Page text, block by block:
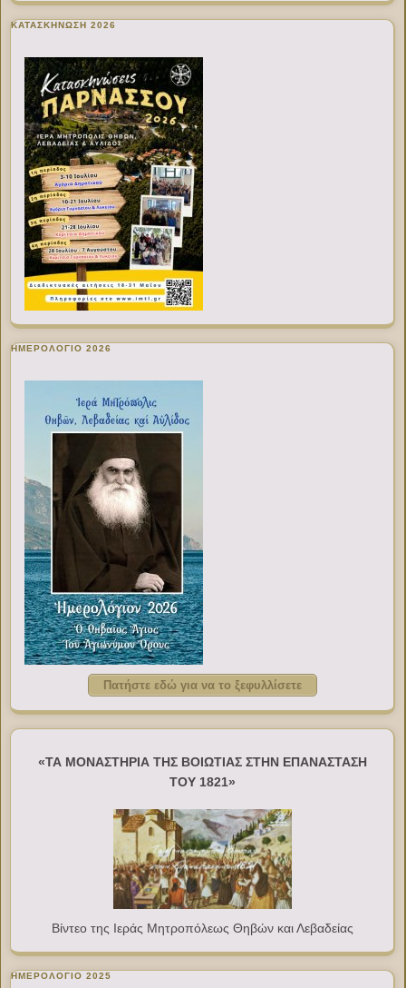
ΚΑΤΑΣΚΗΝΩΣΗ 2026
ΗΜΕΡΟΛΟΓΙΟ 2026
Πατήστε εδώ για να το ξεφυλλίσετε
«ΤΑ ΜΟΝΑΣΤΗΡΙΑ ΤΗΣ ΒΟΙΩΤΙΑΣ ΣΤΗΝ ΕΠΑΝΑΣΤΑΣΗ
ΤΟΥ 1821»
Βίντεο της Ιεράς Μητροπόλεως Θηβών και Λεβαδείας
ΗΜΕΡΟΛΟΓΙΟ 2025